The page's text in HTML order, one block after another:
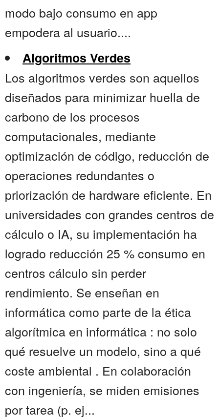
modo bajo consumo en app
empodera al usuario....
Algoritmos Verdes
Los algoritmos verdes son aquellos
diseñados para minimizar huella de
carbono de los procesos
computacionales, mediante
optimización de código, reducción de
operaciones redundantes o
priorización de hardware eficiente. En
universidades con grandes centros de
cálculo o IA, su implementación ha
logrado reducción 25 % consumo en
centros cálculo sin perder
rendimiento. Se enseñan en
informática como parte de la ética
algorítmica en informática : no solo
qué resuelve un modelo, sino a qué
coste ambiental . En colaboración
con ingeniería, se miden emisiones
por tarea (p. ej...